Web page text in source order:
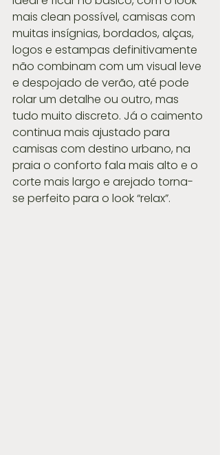
mais clean possível, camisas com
muitas insígnias, bordados, alças,
logos e estampas definitivamente
não combinam com um visual leve
e despojado de verão, até pode
rolar um detalhe ou outro, mas
tudo muito discreto. Já o caimento
continua mais ajustado para
camisas com destino urbano, na
praia o conforto fala mais alto e o
corte mais largo e arejado torna-
se perfeito para o look “relax”.